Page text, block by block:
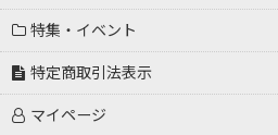
特集・イベント
特定商取引法表示
マイページ